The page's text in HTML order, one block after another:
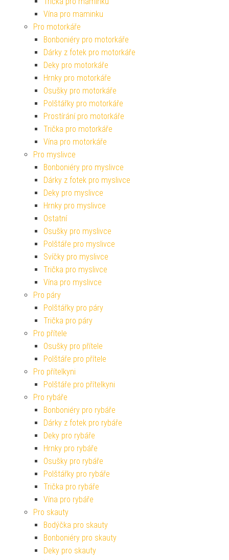
Vína pro maminku
Pro motorkáře
Bonboniéry pro motorkáře
Dárky z fotek pro motorkáře
Deky pro motorkáře
Hrnky pro motorkáře
Osušky pro motorkáře
Polštářky pro motorkáře
Prostírání pro motorkáře
Trička pro motorkáře
Vína pro motorkáře
Pro myslivce
Bonboniéry pro myslivce
Dárky z fotek pro myslivce
Deky pro myslivce
Hrnky pro myslivce
Ostatní
Osušky pro myslivce
Polštáře pro myslivce
Svíčky pro myslivce
Trička pro myslivce
Vína pro myslivce
Pro páry
Polštářky pro páry
Trička pro páry
Pro přítele
Osušky pro přítele
Polštáře pro přítele
Pro přítelkyni
Polštáře pro přítelkyni
Pro rybáře
Bonboniéry pro rybáře
Dárky z fotek pro rybáře
Deky pro rybáře
Hrnky pro rybáře
Osušky pro rybáře
Polštářky pro rybáře
Trička pro rybáře
Vína pro rybáře
Pro skauty
Bodýčka pro skauty
Bonboniéry pro skauty
Deky pro skauty